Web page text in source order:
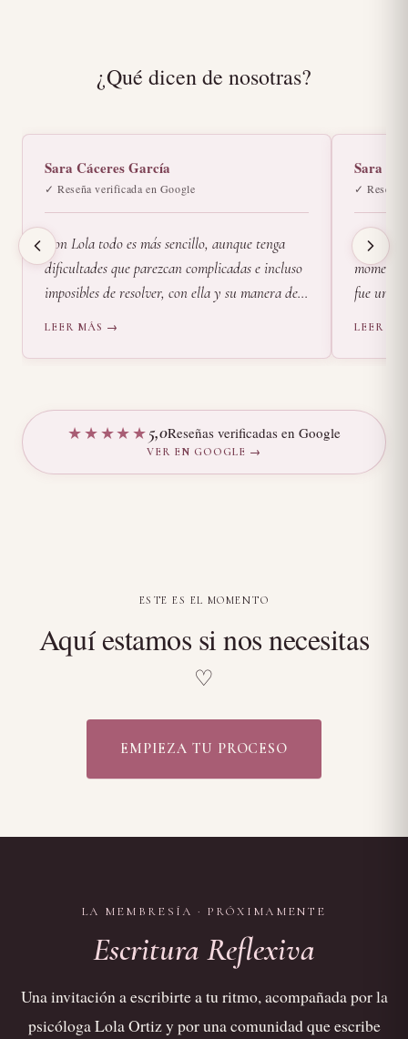
¿Qué dicen de nosotras?
Sara Cáceres García
✓ Reseña verificada en Google
Con Lola todo es más sencillo, aunque tenga
dificultades que parezcan complicadas e incluso
imposibles de resolver, con ella y su manera de
ser tanto personal como profesionalmente lo he
llegar, poco a poco, a encontrar la plenitud.
Recomiendo sus sesiones como psicóloga al 100%.
LEER MÁS →
Sara
✓ Reseña
Conocí a
fue un
tan
volveré
LEER
★★★★★5,0Reseñas verificadas en Google
VER EN GOOGLE →
ESTE ES EL MOMENTO
Aquí estamos si nos necesitas
♡
EMPIEZA TU PROCESO
LA MEMBRESÍA · PRÓXIMAMENTE
Escritura Reflexiva
Una invitación a escribirte a tu ritmo, acompañada por la
psicóloga Lola Ortiz y por una comunidad que escribe